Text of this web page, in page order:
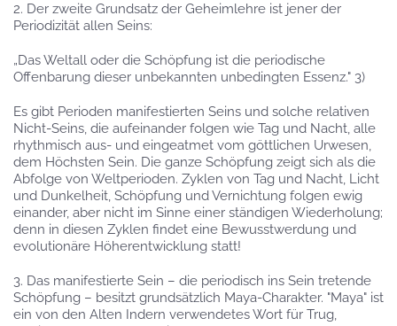
2. Der zweite Grundsatz der Geheimlehre ist jener der
Periodizität allen Seins:
„Das Weltall oder die Schöpfung ist die periodische
Offenbarung dieser unbekannten unbedingten Essenz." 3)
Es gibt Perioden manifestierten Seins und solche relativen
Nicht-Seins, die aufeinander folgen wie Tag und Nacht, alle
rhythmisch aus- und eingeatmet vom göttlichen Urwesen,
dem Höchsten Sein. Die ganze Schöpfung zeigt sich als die
Abfolge von Weltperioden. Zyklen von Tag und Nacht, Licht
und Dunkelheit, Schöpfung und Vernichtung folgen ewig
einander, aber nicht im Sinne einer ständigen Wiederholung;
denn in diesen Zyklen findet eine Bewusstwerdung und
evolutionäre Höherentwicklung statt!
3. Das manifestierte Sein – die periodisch ins Sein tretende
Schöpfung – besitzt grundsätzlich Maya-Charakter. "Maya" ist
ein von den Alten Indern verwendetes Wort für Trug,